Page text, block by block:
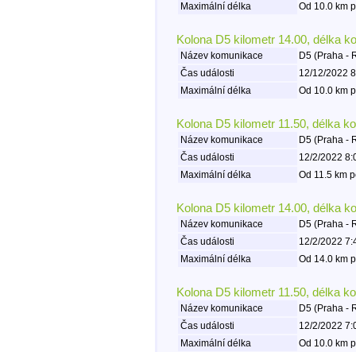
Maximální délka
Od 10.0 km
Kolona D5 kilometr 14.00, délka
Název komunikace
D5 (Praha -
Čas události
12/12/2022
Maximální délka
Od 10.0 km
Kolona D5 kilometr 11.50, délka
Název komunikace
D5 (Praha -
Čas události
12/2/2022
Maximální délka
Od 11.5 km
Kolona D5 kilometr 14.00, délka
Název komunikace
D5 (Praha -
Čas události
12/2/2022
Maximální délka
Od 14.0 km
Kolona D5 kilometr 11.50, délka
Název komunikace
D5 (Praha -
Čas události
12/2/2022
Maximální délka
Od 10.0 km